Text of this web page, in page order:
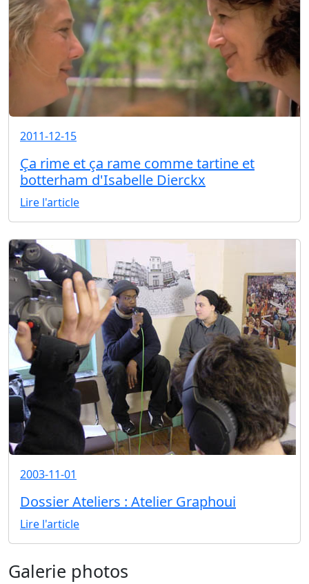
2011-12-15
Ça rime et ça rame comme tartine et
botterham d'Isabelle Dierckx
Lire l'article
2003-11-01
Dossier Ateliers : Atelier Graphoui
Lire l'article
Galerie photos